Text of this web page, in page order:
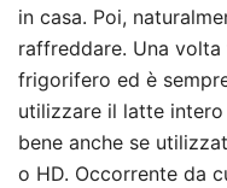
in casa. Poi,
raffreddare. Una
frigorifero ed è
utilizzare il latte
bene anche se
o HD. Occorrente da